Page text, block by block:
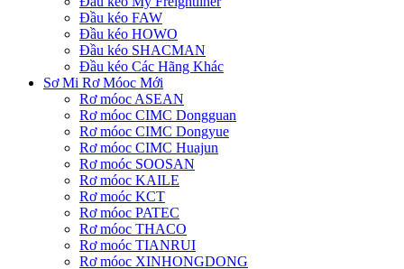
Đầu kéo FAW
Đầu kéo HOWO
Đầu kéo SHACMAN
Đầu kéo Các Hãng Khác
Sơ Mi Rơ Móoc Mới
Rơ móoc ASEAN
Rơ móoc CIMC Dongguan
Rơ móoc CIMC Dongyue
Rơ móoc CIMC Huajun
Rơ moóc SOOSAN
Rơ móoc KAILE
Rơ moóc KCT
Rơ móoc PATEC
Rơ móoc THACO
Rơ moóc TIANRUI
Rơ móoc XINHONGDONG